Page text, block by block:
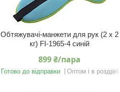
Обтяжувачі-манжети для рук (2 x 2
кг) FI-1965-4 синій
899 ₴/пара
Готово до відправки Оптом і в роздріб